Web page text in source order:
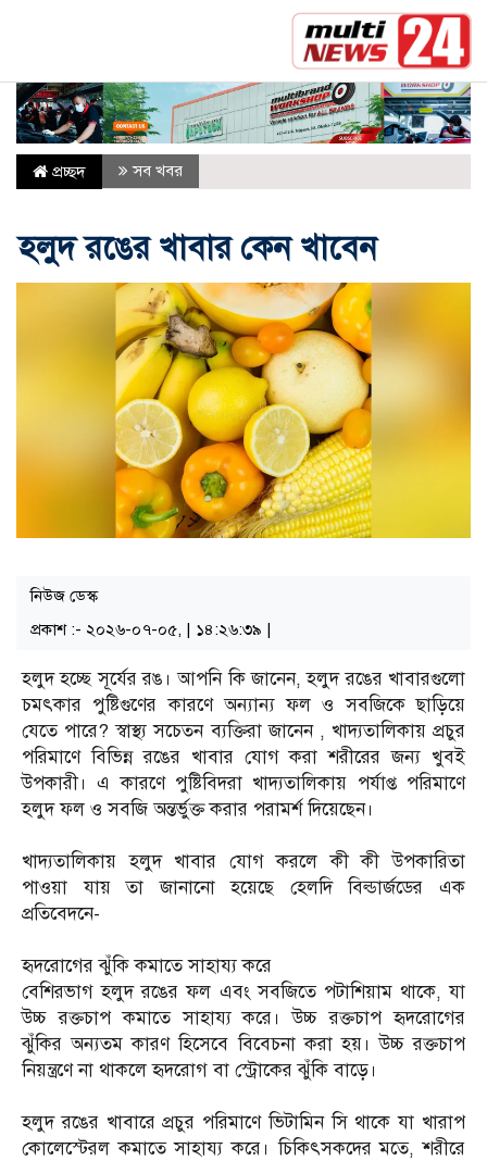
মক্কা প্রতিরক্ষা চুক্তি: মধ্যপ্রাচ্যে কি মার্কিন
প্রচ্ছদ সব খবর
হলুদ রঙের খাবার কেন খাবেন
নিউজ ডেস্ক
প্রকাশ :- ২০২৬-০৭-০৫, | ১৪:২৬:৩৯ |
হলুদ হচ্ছে সূর্যের রঙ। আপনি কি জানেন, হলুদ রঙের খাবারগুলো
চমৎকার পুষ্টিগুণের কারণে অন্যান্য ফল ও সবজিকে ছাড়িয়ে
যেতে পারে? স্বাস্থ্য সচেতন ব্যক্তিরা জানেন , খাদ্যতালিকায় প্রচুর
পরিমাণে বিভিন্ন রঙের খাবার যোগ করা শরীরের জন্য খুবই
উপকারী। এ কারণে পুষ্টিবিদরা খাদ্যতালিকায় পর্যাপ্ত পরিমাণে
হলুদ ফল ও সবজি অন্তর্ভুক্ত করার পরামর্শ দিয়েছেন।
খাদ্যতালিকায় হলুদ খাবার যোগ করলে কী কী উপকারিতা
পাওয়া যায় তা জানানো হয়েছে হেলদি বিল্ডার্জডের এক
প্রতিবেদনে-
হৃদরোগের ঝুঁকি কমাতে সাহায্য করে
বেশিরভাগ হলুদ রঙের ফল এবং সবজিতে পটাশিয়াম থাকে, যা
উচ্চ রক্তচাপ কমাতে সাহায্য করে। উচ্চ রক্তচাপ হৃদরোগের
ঝুঁকির অন্যতম কারণ হিসেবে বিবেচনা করা হয়। উচ্চ রক্তচাপ
নিয়ন্ত্রণে না থাকলে হৃদরোগ বা স্ট্রোকের ঝুঁকি বাড়ে।
হলুদ রঙের খাবারে প্রচুর পরিমাণে ভিটামিন সি থাকে যা খারাপ
কোলেস্টেরল কমাতে সাহায্য করে। চিকিৎসকদের মতে, শরীরে